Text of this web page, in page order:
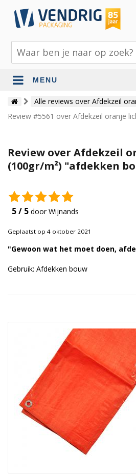
MENU
Beschermingsmateriaal
Bouw- en tuinmaterialen
Jute en lopers
Tape en stickers
Alle reviews over Afdekzeil
Review #5561 over Afdekzeil oranje
Review over Afdekzeil
(100gr/m²) "afdekken
5 / 5 door Wijnands
Geplaatst op 4 oktober 2021
"Gewoon wat het moet doen,
Gebruik: Afdekken bouw